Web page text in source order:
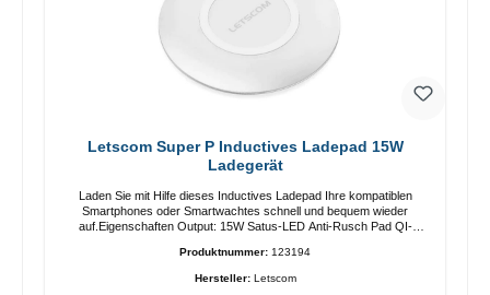
Letscom Super P Inductives Ladepad 15W
Ladegerät
Laden Sie mit Hilfe dieses Inductives Ladepad Ihre kompatiblen
Smartphones oder Smartwachtes schnell und bequem wieder
auf.Eigenschaften Output: 15W Satus-LED Anti-Rusch Pad QI-
Produktnummer: 123194
Hersteller: Letscom